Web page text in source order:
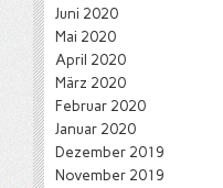
Juni 2020
Mai 2020
April 2020
März 2020
Februar 2020
Januar 2020
Dezember 2019
November 2019